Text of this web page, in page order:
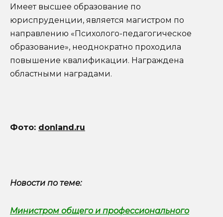
Имеет высшее образование по
юриспруденции, является магистром по
направлению «Психолого-педагогическое
образование», неоднократно проходила
повышение квалификации. Награждена
областными наградами.
Фото: donland.ru
Новости по теме:
Министром общего и профессионального